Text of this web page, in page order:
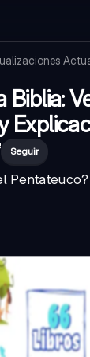
·
Biblia:
Seguir